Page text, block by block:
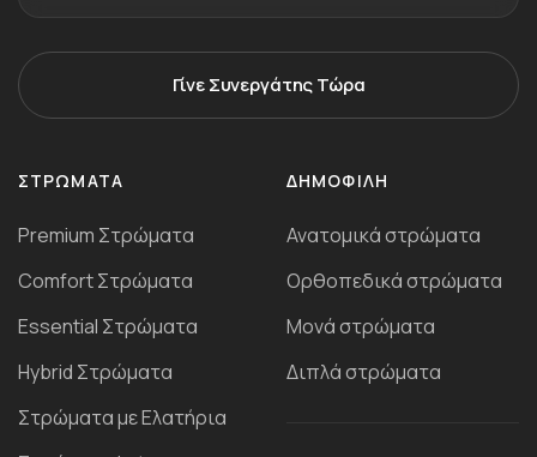
Γίνε Συνεργάτης Τώρα
ΣΤΡΏΜΑΤΑ
Premium Στρώματα
Comfort Στρώματα
Essential Στρώματα
Ηybrid Στρώματα
Στρώματα με Ελατήρια
ΔΗΜΟΦΙΛΉ
Ανατομικά στρώματα
Ορθοπεδικά στρώματα
Μονά στρώματα
Διπλά στρώματα